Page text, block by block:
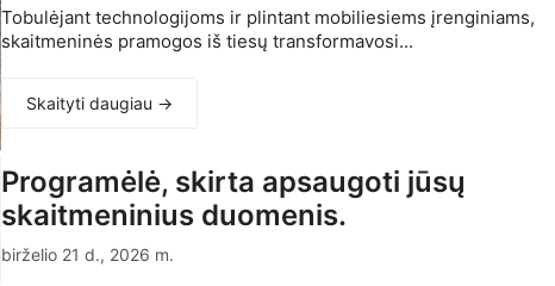
Tobulėjant technologijoms ir plintant mobiliesiems įrenginiams,
skaitmeninės pramogos iš tiesų transformavosi...
Skaityti daugiau →
Programėlė, skirta apsaugoti jūsų
skaitmeninius duomenis.
birželio 21 d., 2026 m.